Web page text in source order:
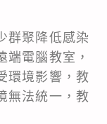
群聚降低感染
端電腦教室，
環境影響，教
無法統一，教